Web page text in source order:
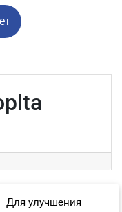
Для улучшения